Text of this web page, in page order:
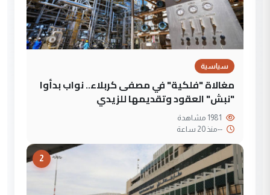
سياسية
مغالاة "فلكية" في مصفى كربلاء.. نواب بدأوا
"نبش" العقود وتقديمها للزيدي
--منذ 20 ساعة
2